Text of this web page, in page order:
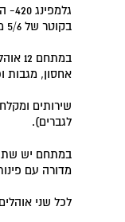
בקוטר של 5/6 מטר, המשקיפים על ים המלח והרי מואב.
אחסון, מגבות
שירותים
לגברים).
במתחם יש
מדורה עם
לכל שני